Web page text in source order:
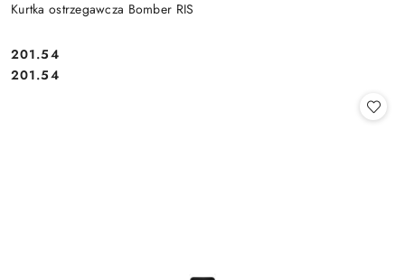
Kurtka ostrzegawcza Bomber RIS
Cena:
201.54
Cena:
201.54